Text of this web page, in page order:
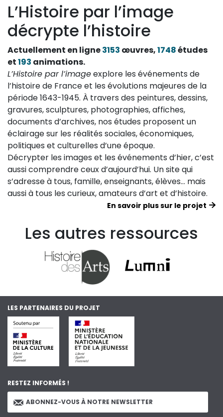
L’Histoire par l’image
décrypte l’histoire
Actuellement en ligne3153 œuvres,1748études
et193 animations.
L’Histoire par l’imageexplore les événements de
l’histoire de France et les évolutions majeures de la
période 1643-1945. À travers des peintures, dessins,
gravures, sculptures, photographies, affiches,
documents d’archives, nos études proposent un
éclairage sur les réalités sociales, économiques,
politiques et culturelles d’une époque.
Décrypter les images et les événements d’hier, c’est
aussi comprendre ceux d’aujourd’hui. Un site qui
s’adresse à tous, famille, enseignants, élèves… mais
aussi à tous les curieux, amateurs d’art et d’histoire.
En savoir plus sur le projet
Les autres ressources
LES PARTENAIRES DU PROJET
RESTEZ INFORMÉS !
ABONNEZ-VOUS À NOTRE NEWSLETTER